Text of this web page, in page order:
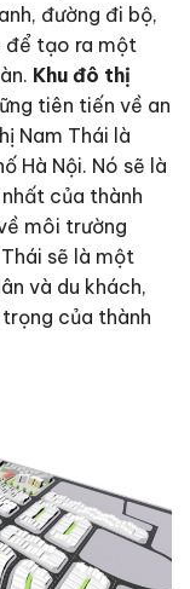
đường đi bộ,
để tạo ra một
Khu đô thị
tiên tiến về an
Nam Thái là
Hà Nội. Nó sẽ là
của thành
môi trường
sẽ là một
và du khách,
của thành